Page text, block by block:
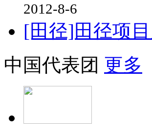
2012-8-6
[田径]田径项
中国代表团 更多